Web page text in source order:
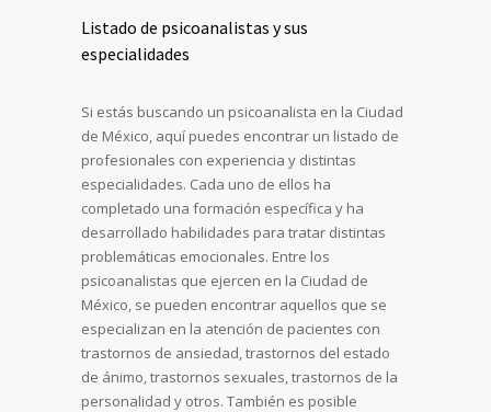
Listado de psicoanalistas y sus
especialidades
Si estás buscando un psicoanalista en la Ciudad
de México, aquí puedes encontrar un listado de
profesionales con experiencia y distintas
especialidades. Cada uno de ellos ha
completado una formación específica y ha
desarrollado habilidades para tratar distintas
problemáticas emocionales. Entre los
psicoanalistas que ejercen en la Ciudad de
México, se pueden encontrar aquellos que se
especializan en la atención de pacientes con
trastornos de ansiedad, trastornos del estado
de ánimo, trastornos sexuales, trastornos de la
personalidad y otros. También es posible